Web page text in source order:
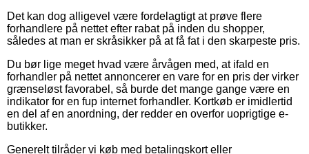
Det kan dog alligevel være fordelagtigt at prøve flere
forhandlere på nettet efter rabat på inden du shopper,
således at man er skråsikker på at få fat i den skarpeste pris.
Du bør lige meget hvad være årvågen med, at ifald en
forhandler på nettet annoncerer en vare for en pris der virker
grænseløst favorabel, så burde det mange gange være en
indikator for en fup internet forhandler. Kortkøb er imidlertid
en del af en anordning, der redder en overfor uoprigtige e-
butikker.
Generelt tilråder vi køb med betalingskort eller